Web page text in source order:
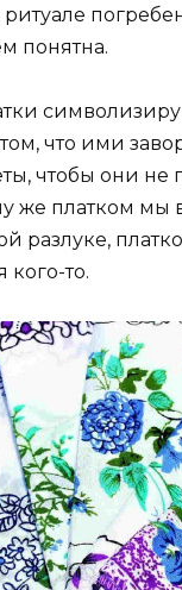
понятна.
что ими
чтобы они не
же платком мы
разлуке,
кого-то.